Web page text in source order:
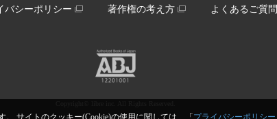
サイトのクッキー(Cookie)の使用に関しては、「 プライバシーポリシー
バシーポリシー 著作権の考え方 よくあるご質問